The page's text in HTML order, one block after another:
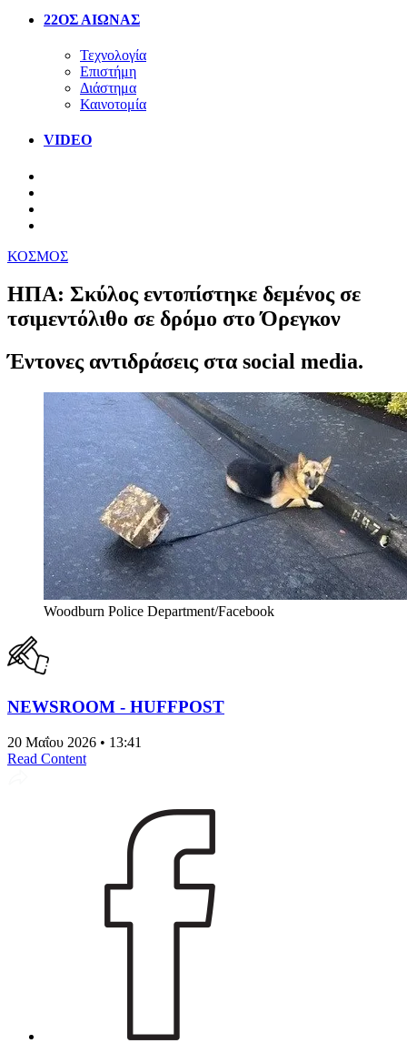
22ΟΣ ΑΙΩΝΑΣ
Τεχνολογία
Επιστήμη
Διάστημα
Καινοτομία
VIDEO
ΚΟΣΜΟΣ
ΗΠΑ: Σκύλος εντοπίστηκε δεμένος σε
τσιμεντόλιθο σε δρόμο στο Όρεγκον
Έντονες αντιδράσεις στα social media.
Woodburn Police Department/Facebook
NEWSROOM - HUFFPOST
20 Μαΐου 2026 • 13:41
Read Content